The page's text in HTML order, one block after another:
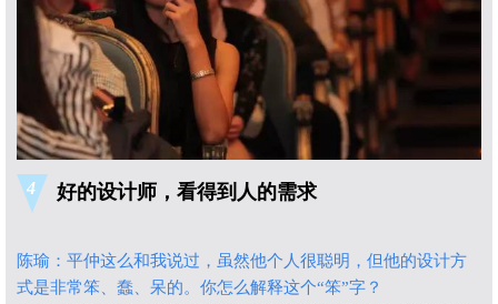
4 好的设计师，看得到人的需求
陈瑜：平仲这么和我说过，虽然他个人很聪明，但他的设计方
式是非常笨、蠢、呆的。你怎么解释这个“笨”字？